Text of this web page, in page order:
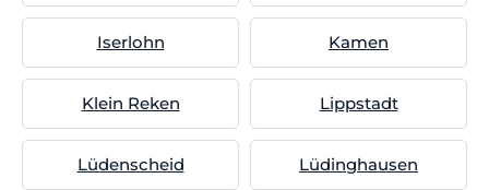
Iserlohn Kamen
Klein Reken Lippstadt
Lüdenscheid Lüdinghausen